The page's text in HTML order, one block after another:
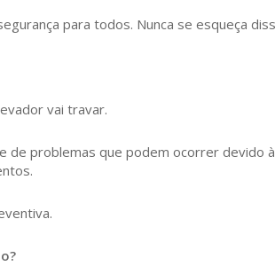
para todos. Nunca se esqueça
vai travar.
de problemas que podem ocorrer devido